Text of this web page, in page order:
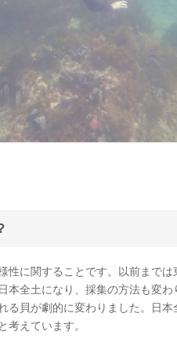
に関することです。以前まで
全土になり、採集の方法も変
る貝が劇的に変わりました。日
考えています。